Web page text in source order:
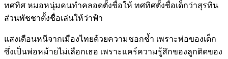
ทศทิศ หมอหนุ่มคนทำคลอดตั้งชื่อให้ ทศทิศตั้งชื่อเด็กว่าสุรทิน
ส่วนพัชชาตั้งชื่อเล่นให้ว่าฟ้า
แสงเดือนหนีจากเมืองไทยด้วยความชอกช้ำ เพราะพ่อของเด็ก
ซึ่งเป็นพ่อหม้ายไม่เลือกเธอ เพราะแคร์ความรู้สึกของลูกติดของ